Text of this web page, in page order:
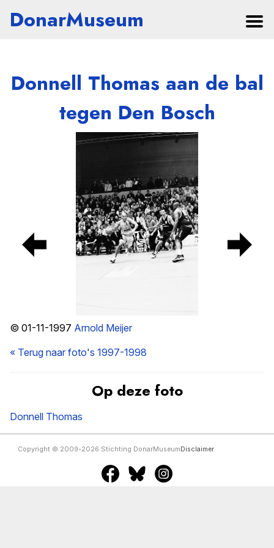
DonarMuseum
Donnell Thomas aan de bal
tegen Den Bosch
© 01-11-1997 Arnold Meijer
« Terug naar foto's 1997-1998
Op deze foto
Donnell Thomas
Copyright © 2009-2026 Stichting DonarMuseum Disclaimer